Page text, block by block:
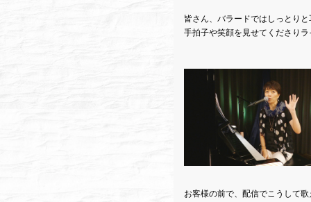
皆さん、バラードではしっとり
手拍子や笑顔を見せてくださり
お客様の前で、配信でこうして